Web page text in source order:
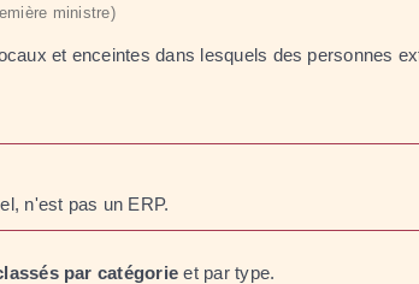
ministre)
et enceintes dans lesquels des personnes
n'est pas un ERP.
par catégorie et par type.